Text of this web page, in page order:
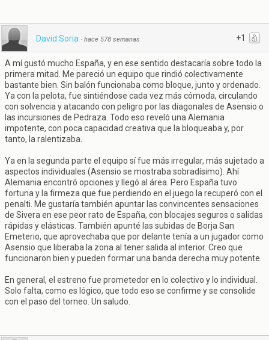
+1
David Soria · hace 578 semanas
A mí gustó mucho España, y en ese sentido destacaría sobre todo la
primera mitad. Me pareció un equipo que rindió colectivamente
bastante bien. Sin balón funcionaba como bloque, junto y ordenado.
Ya con la pelota, fue sintiéndose cada vez más cómoda, circulando
con solvencia y atacando con peligro por las diagonales de Asensio o
las incursiones de Pedraza. Todo eso reveló una Alemania
impotente, con poca capacidad creativa que la bloqueaba y, por
tanto, la ralentizaba.
Ya en la segunda parte el equipo sí fue más irregular, más sujetado a
aspectos individuales (Asensio se mostraba sobradísimo). Ahí
Alemania encontró opciones y llegó al área. Pero España tuvo
fortuna y la firmeza que fue perdiendo en el juego la recuperó con el
penalti. Me gustaría también apuntar las convincentes sensaciones
de Sivera en ese peor rato de España, con blocajes seguros o salidas
rápidas y elásticas. También apunté las subidas de Borja San
Emeterio, que aprovechaba que por delante tenía a un jugador como
Asensio que liberaba la zona al tener salida al interior. Creo que
funcionaron bien y pueden formar una banda derecha muy potente.
En general, el estreno fue prometedor en lo colectivo y lo individual.
Solo falta, como es lógico, que todo eso se confirme y se consolide
con el paso del torneo. Un saludo.